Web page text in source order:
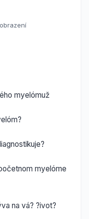
myelómuž
myelóme
na vá? ?ivot?